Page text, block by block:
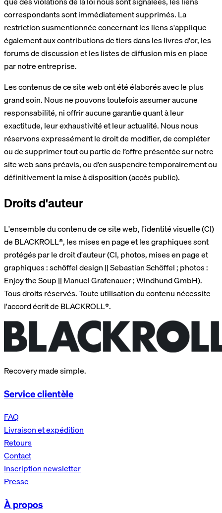
correspondants sont immédiatement supprimés. La
restriction susmentionnée concernant les liens s'applique
également aux contributions de tiers dans les livres d'or, les
forums de discussion et les listes de diffusion mis en place
par notre entreprise.
Les contenus de ce site web ont été élaborés avec le plus
grand soin. Nous ne pouvons toutefois assumer aucune
responsabilité, ni offrir aucune garantie quant à leur
exactitude, leur exhaustivité et leur actualité. Nous nous
réservons expressément le droit de modifier, de compléter
ou de supprimer tout ou partie de l’offre présentée sur notre
site web sans préavis, ou d’en suspendre temporairement ou
définitivement la mise à disposition (accès public).
Droits d'auteur
L'ensemble du contenu de ce site web, l'identité visuelle (CI)
de BLACKROLL®, les mises en page et les graphiques sont
protégés par le droit d'auteur (CI, photos, mises en page et
graphiques : schöffel design || Sebastian Schöffel ; photos :
Enjoy the Soup || Manuel Grafenauer ; Windhund GmbH).
Tous droits réservés. Toute utilisation du contenu nécessite
l'accord écrit de BLACKROLL®.
Recovery made simple.
Service clientèle
FAQ
Livraison et expédition
Retours
Contact
Inscription newsletter
Presse
À propos